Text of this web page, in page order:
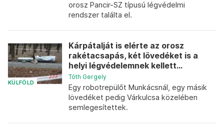
orosz Pancir-SZ típusú légvédelmi
rendszer találta el.
KÜLFÖLD
Kárpátalját is elérte az orosz
rakétacsapás, két lövedéket is a
helyi légvédelemnek kellett...
Tóth Gergely
Egy robotrepülőt Munkácsnál, egy másik
lövedéket pedig Várkulcsa közelében
semlegesítettek.